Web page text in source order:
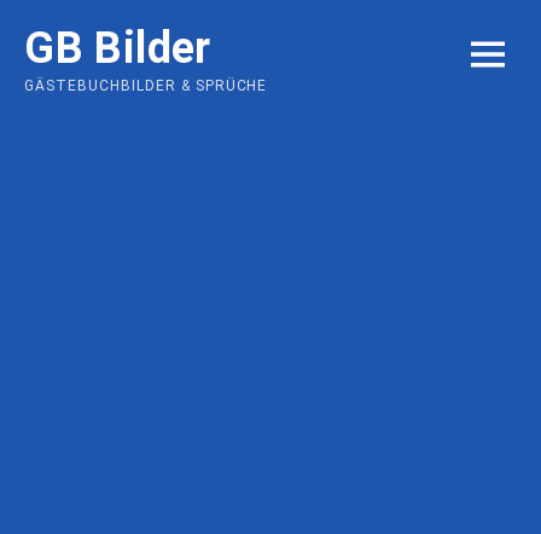
content
GB Bilder
GÄSTEBUCHBILDER & SPRÜCHE
MENU